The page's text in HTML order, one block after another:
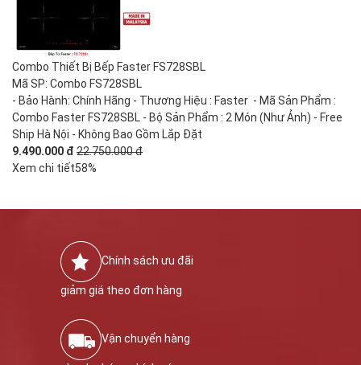
Combo Thiết Bị Bếp Faster FS728SBL
Mã SP: Combo FS728SBL
- Bảo Hành: Chính Hãng - Thương Hiệu : Faster - Mã Sản Phẩm :
Combo Faster FS728SBL - Bộ Sản Phẩm : 2 Món (Như Ảnh) - Free
Ship Hà Nội - Không Bao Gồm Lắp Đặt
9.490.000 đ 22.750.000 đ
Xem chi tiết58%
Chính sách ưu đãi
giảm giá theo đơn hàng
Vận chuyển hàng